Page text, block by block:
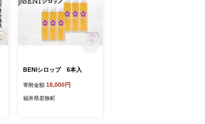
BENIシロップ 6本入
寄附金額 18,000円
福井県若狭町